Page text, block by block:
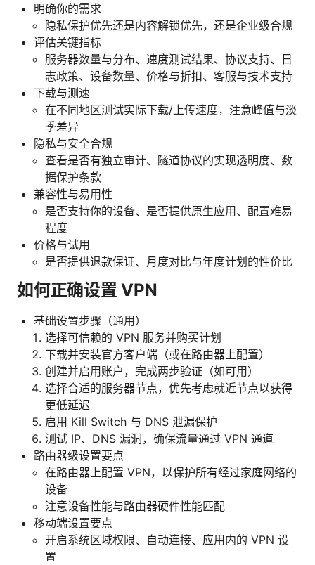
明确你的需求
隐私保护优先还是内容解锁优先，还是企业级合规
评估关键指标
服务器数量与分布、速度测试结果、协议支持、日
志政策、设备数量、价格与折扣、客服与技术支持
下载与测速
在不同地区测试实际下载/上传速度，注意峰值与淡
季差异
隐私与安全合规
查看是否有独立审计、隧道协议的实现透明度、数
据保护条款
兼容性与易用性
是否支持你的设备、是否提供原生应用、配置难易
程度
价格与试用
是否提供退款保证、月度对比与年度计划的性价比
如何正确设置 VPN
基础设置步骤（通用）
选择可信赖的 VPN 服务并购买计划
下载并安装官方客户端（或在路由器上配置）
创建并启用账户，完成两步验证（如可用）
选择合适的服务器节点，优先考虑就近节点以获得
更低延迟
启用 Kill Switch 与 DNS 泄漏保护
测试 IP、DNS 漏洞，确保流量通过 VPN 通道
路由器级设置要点
在路由器上配置 VPN，以保护所有经过家庭网络的
设备
注意设备性能与路由器硬件性能匹配
移动端设置要点
开启系统区域权限、自动连接、应用内的 VPN 设
置